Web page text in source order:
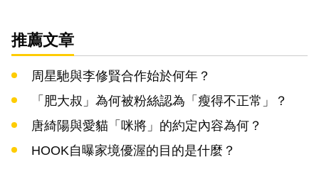
推薦文章
周星馳與李修賢合作始於何年？
「肥大叔」為何被粉絲認為「瘦得不正常」？
唐綺陽與愛貓「咪將」的約定內容為何？
HOOK自曝家境優渥的目的是什麼？